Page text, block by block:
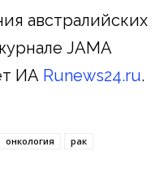
австралийских
JAMA
ИА Runews24.ru.
онкология рак